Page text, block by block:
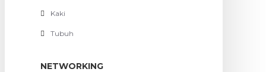
Kaki
Tubuh
NETWORKING